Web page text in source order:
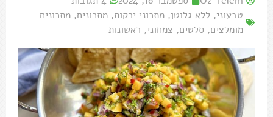
טבעוני, ללא גלוטן, מתכוני ירקות, מתכונים, מתכונים
מומלצים, סלטים, צמחוני, ראשונות